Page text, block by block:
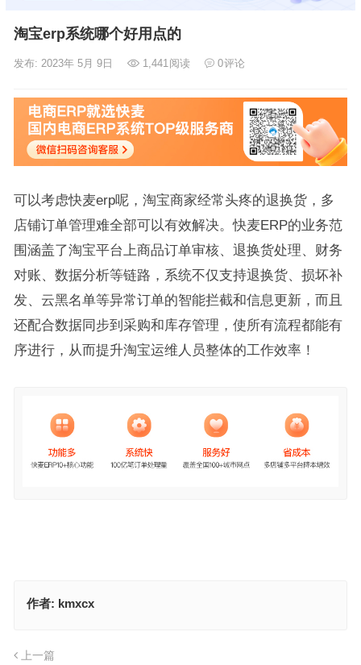
淘宝erp系统哪个好用点的
发布: 2023年 5月 9日 1,441 阅读 0评论
可以考虑快麦erp呢，淘宝商家经常头疼的退换货，多
店铺订单管理难全部可以有效解决。快麦ERP的业务范
围涵盖了淘宝平台上商品订单审核、退换货处理、财务
对账、数据分析等链路，系统不仅支持退换货、损坏补
发、云黑名单等异常订单的智能拦截和信息更新，而且
还配合数据同步到采购和库存管理，使所有流程都能有
序进行，从而提升淘宝运维人员整体的工作效率！
作者: kmxcx
上一篇